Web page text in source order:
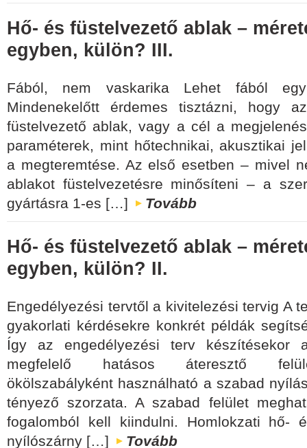
Hő- és füstelvezető ablak –
egyben, külön? III.
Fából, nem vaskarika Lehet fából
Mindenekelőtt érdemes tisztázni, hogy
füstelvezető ablak, vagy a cél a
paraméterek, mint hőtechnikai, akusztikai
a megteremtése. Az első esetben – mivel
ablakot füstelvezetésre minősíteni – a
gyártásra 1-es […]
Tovább
Hő- és füstelvezető ablak –
egyben, külön? II.
Engedélyezési tervtől a kivitelezési tervig A
gyakorlati kérdésekre konkrét példák
Így az engedélyezési terv készítésekor
megfelelő hatásos áteresztő
ökölszabályként használható a szabad
tényező szorzata. A szabad felület
fogalomból kell kiindulni. Homlokzati hő-
nyílószárny […]
Tovább